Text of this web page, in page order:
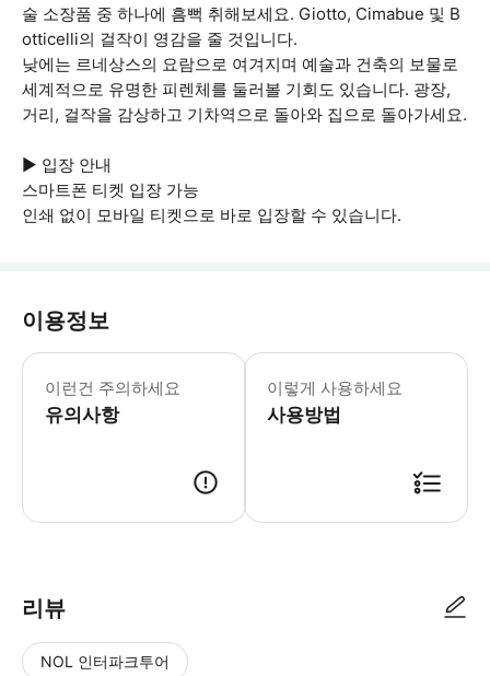
술 소장품 중 하나에 흠뻑 취해보세요. Giotto, Cimabue 및 B
otticelli의 걸작이 영감을 줄 것입니다.
낮에는 르네상스의 요람으로 여겨지며 예술과 건축의 보물로
세계적으로 유명한 피렌체를 둘러볼 기회도 있습니다. 광장,
거리, 걸작을 감상하고 기차역으로 돌아와 집으로 돌아가세요.
▶ 입장 안내
스마트폰 티켓 입장 가능
인쇄 없이 모바일 티켓으로 바로 입장할 수 있습니다.
이용정보
이런건 주의하세요
유의사항
▶ 꼭 알아두세요 우피치 미술관 입장
이렇게 사용하세요
사용방법
리뷰
NOL 인터파크투어